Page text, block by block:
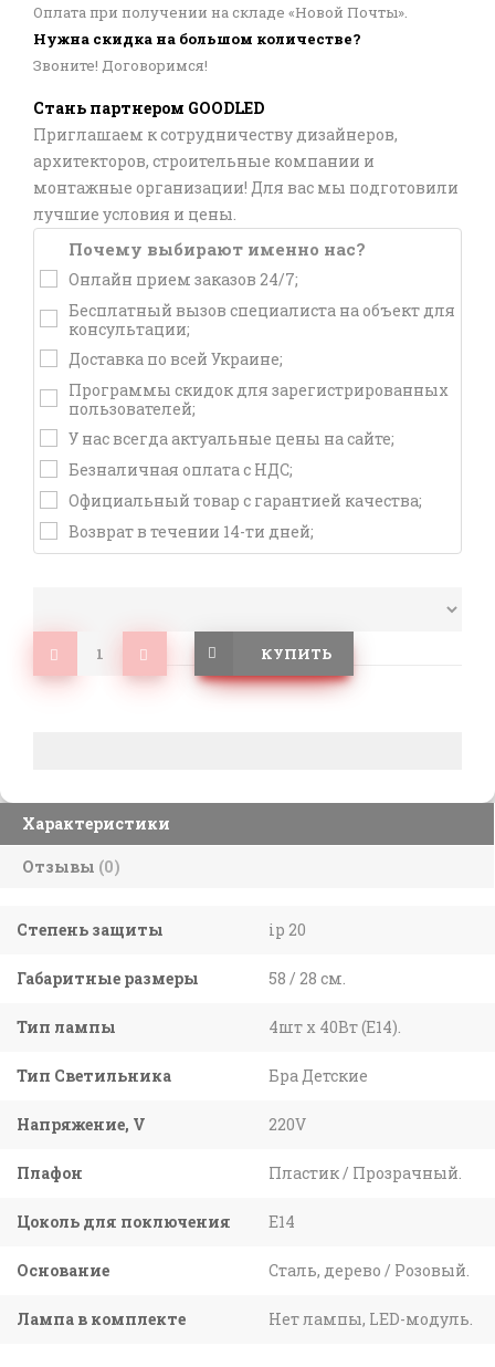
Оплата при получении на складе «Новой Почты».
Нужна скидка на большом количестве?
Звоните! Договоримся!
Стань партнером GOODLED
Приглашаем к сотрудничеству дизайнеров,
архитекторов, строительные компании и
монтажные организации! Для вас мы подготовили
лучшие условия и цены.
Почему выбирают именно нас?
Онлайн прием заказов 24/7;
Бесплатный вызов специалиста на объект для
консультации;
Доставка по всей Украине;
Программы скидок для зарегистрированных
пользователей;
У нас всегда актуальные цены на сайте;
Безналичная оплата с НДС;
Официальный товар с гарантией качества;
Возврат в течении 14-ти дней;
КУПИТЬ
Характеристики
Отзывы (0)
Степень защиты ip 20
Габаритные размеры 58 / 28 см.
Тип лампы 4шт x 40Вт (E14).
Тип Светильника Бра Детские
Напряжение, V 220V
Плафон Пластик / Прозрачный.
Цоколь для поключения E14
Основание Сталь, дерево / Розовый.
Лампа в комплекте Нет лампы, LED-модуль.